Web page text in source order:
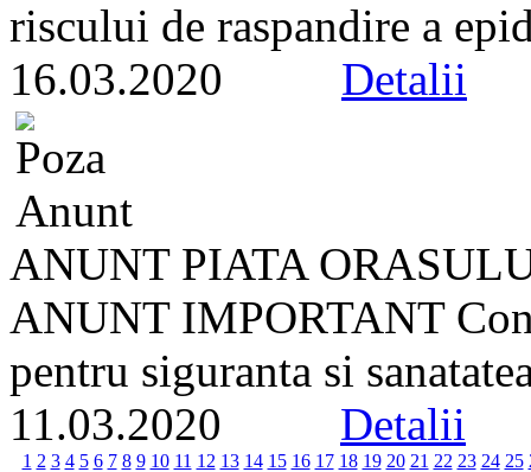
riscului de raspandire a
16.03.2020 Detalii
ANUNT PIATA
ANUNT IMPORTANT
pentru siguranta si
11.03.2020 Detalii
1 2 3 4 5 6 7 8 9 10 11 12 13 14 15 16 17 18 19 20 21 22 23 24 25